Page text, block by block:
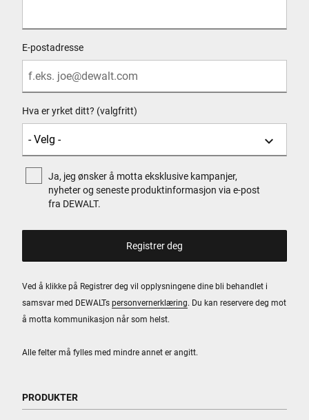
Alle felter må fylles med mindre annet er angitt.
E-postadresse
Hva er yrket ditt? (valgfritt)
Ja, jeg ønsker å motta eksklusive kampanjer,
nyheter og seneste produktinformasjon via e-post
fra DEWALT.
Ved å klikke på Registrer deg vil opplysningene dine bli behandlet i
samsvar med DEWALTs personvernerklæring. Du kan reservere deg mot
å motta kommunikasjon når som helst.
PRODUKTER